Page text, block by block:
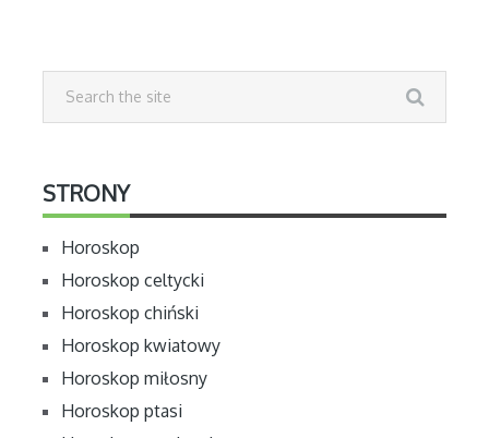
STRONY
Horoskop
Horoskop celtycki
Horoskop chiński
Horoskop kwiatowy
Horoskop miłosny
Horoskop ptasi